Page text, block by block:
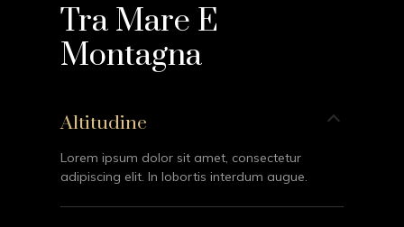
Tra Mare E
Montagna
Altitudine
Lorem ipsum dolor sit amet, consectetur
adipiscing elit. In lobortis interdum augue.